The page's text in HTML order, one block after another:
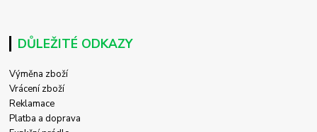
DŮLEŽITÉ ODKAZY
Výměna zboží
Vrácení zboží
Reklamace
Platba a doprava